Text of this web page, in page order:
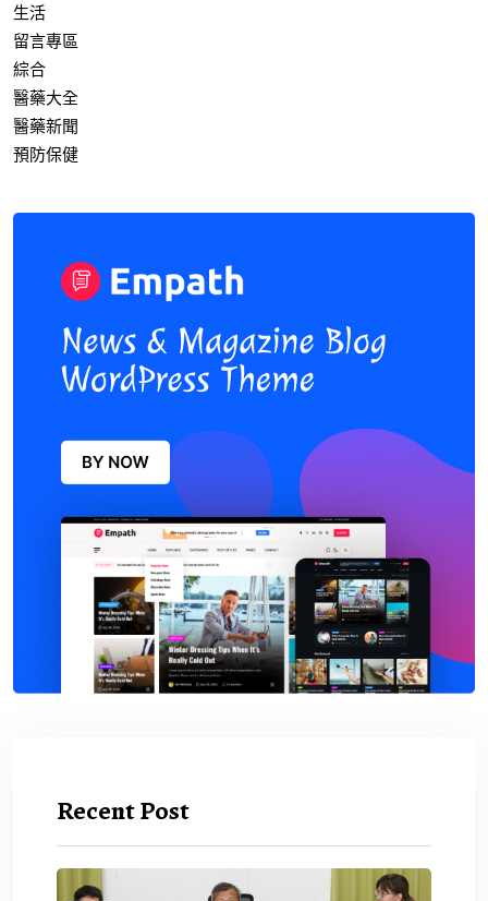
生活
留言專區
綜合
醫藥大全
醫藥新聞
預防保健
Recent Post